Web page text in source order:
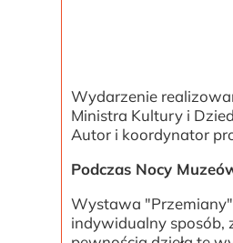
Wydarzenie
Ministra Kultury i
Autor i koordynator
Podczas Nocy
Wystawa
indywidualny sposób,